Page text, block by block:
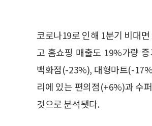
코로나19로 인해 1분기 비대
고 홈쇼핑 매출도 19%가량
백화점(-23%), 대형마트(-
리에 있는 편의점(+6%)과 수
것으로 분석됏다.